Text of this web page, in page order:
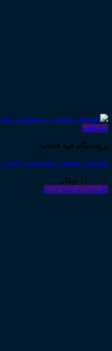
مشاهده
پژوهشگاه قوه قضاییه
اشخاص حقوقی: مسئولیت کیفری
۱۱۰,۰۰۰ تومان
افزودن به سبد خرید